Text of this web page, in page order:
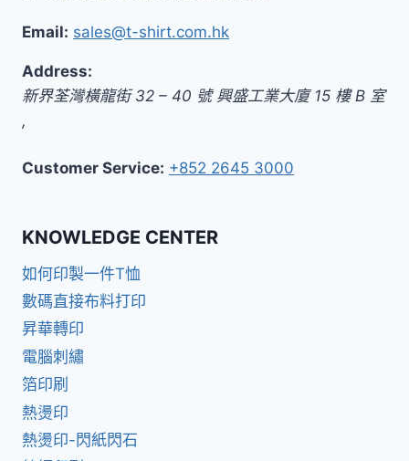
Email: sales@t-shirt.com.hk
Address:
新界荃灣橫龍街 32 – 40 號 興盛工業大廈 15 樓 B 室
,
Customer Service: +852 2645 3000
KNOWLEDGE CENTER
如何印製一件T恤
數碼直接布料打印
昇華轉印
電腦刺繡
箔印刷
熱燙印
熱燙印-閃紙閃石